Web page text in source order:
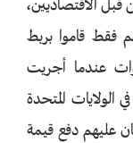
الاقتصاديين،
فقط قاموا بربط
عندما أجريت
المتحدة
عليهم دفع قيمة